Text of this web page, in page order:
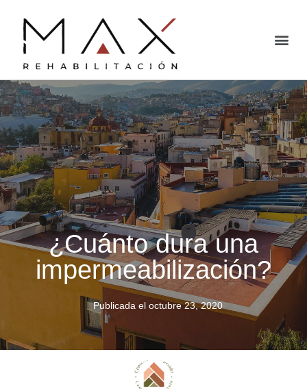
¿Cuánto dura una
impermeabilización?
Publicada eloctubre 23, 2020